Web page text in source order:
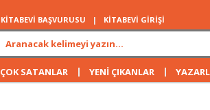
KİTABEVİ BAŞVURUSU | KİTABEVİ GİRİŞİ
ÇOK SATANLAR | YENİ ÇIKANLAR |